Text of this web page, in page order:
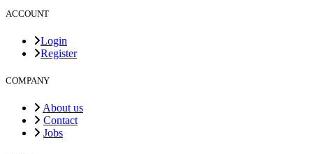
ACCOUNT
Login
Register
COMPANY
About us
Contact
Jobs